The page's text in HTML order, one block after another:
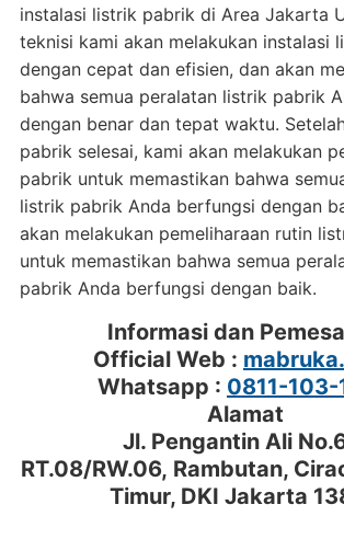
instalasi listrik pabrik di Area Jakarta
teknisi kami akan melakukan instalasi
dengan cepat dan efisien, dan akan
bahwa semua peralatan listrik pabrik
dengan benar dan tepat waktu.
pabrik selesai, kami akan melakukan
pabrik untuk memastikan bahwa
listrik pabrik Anda berfungsi dengan
akan melakukan pemeliharaan rutin
untuk memastikan bahwa semua
pabrik Anda berfungsi dengan baik.
Informasi dan
Official Web :
Whatsapp : 0811-103-
Alamat
Jl. Pengantin Ali
RT.08/RW.06, Rambutan,
Timur, DKI Jakarta